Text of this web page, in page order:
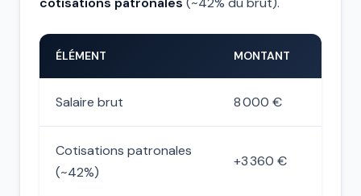
ÉLÉMENT MONTANT
Salaire brut 8 000 €
Cotisations patronales
(~42%)
+3 360 €